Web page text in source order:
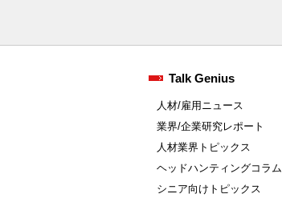
Talk Genius
人材/雇用ニュース
業界/企業研究レポート
人材業界トピックス
ヘッドハンティングコラム
シニア向けトピックス